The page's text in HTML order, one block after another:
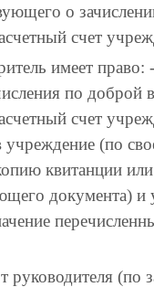
о
счет
имеет право:
по доброй
счет
учреждение (по
квитанции
документа) и
руководителя (по